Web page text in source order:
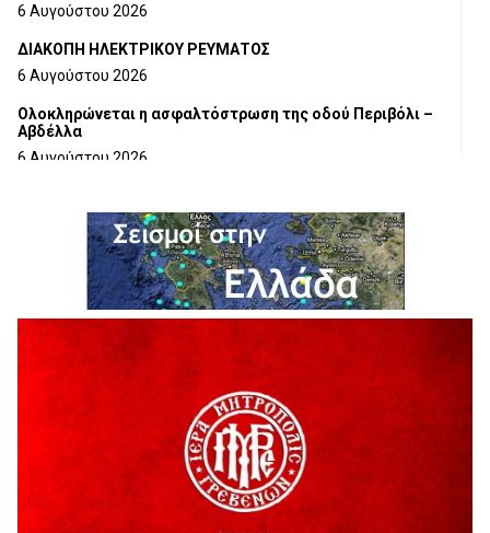
6 Αυγούστου 2026
ΔΙΑΚΟΠΗ ΗΛΕΚΤΡΙΚΟΥ ΡΕΥΜΑΤΟΣ
6 Αυγούστου 2026
Ολοκληρώνεται η ασφαλτόστρωση της οδού Περιβόλι –
Αβδέλλα
6 Αυγούστου 2026
5 Αυγούστου 2026
Ο ΑΝΔΡΕΑΣ ΑΣΛΑΝΙΔΗΣ ΣΥΝΕΧΙΖΕΙ ΣΤΟΝ ΠΡΩΤΕΑ
ΓΡΕΒΕΝΩΝ
5 Αυγούστου 2026
Ευχαριστήριο Εκπολιτιστικού Συλλόγου Ταξιάρχη προς κ.
Παρασχάκη Αθανάσιο
Διακοπή υδροδότησης του Α΄ κλάδου ύδρευσης
5 Αυγούστου 2026
Η Marseaux στα Γρεβενά για μια μοναδική συναυλία